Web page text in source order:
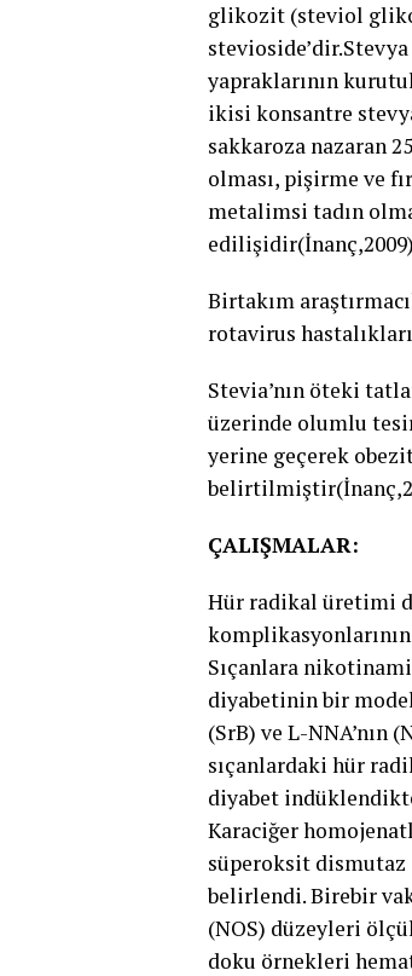
glikozit (steviol
yapraklarının
ikisi konsantre
sakkaroza nazaran
olması, pişirme ve
metalimsi tadın
Birtakım
rotavirus
Stevia’nın öteki
üzerinde olumlu
yerine geçerek
ÇALIŞMALAR:
Hür radikal üretimi
Sıçanlara
diyabetinin bir
(SrB) ve L-
sıçanlardaki hür
diyabet
Karaciğer
süperoksit dismutaz
belirlendi. Birebir
(NOS) düzeyleri
doku örnekleri